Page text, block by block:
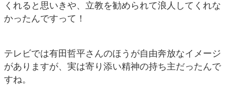
くれると思いきや、立教を勧められて浪人してくれな
かったんですって！
テレビでは有田哲平さんのほうが自由奔放なイメージ
がありますが、実は寄り添い精神の持ち主だったんで
すね。